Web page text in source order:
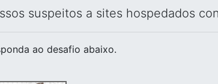
suspeitos a sites hospedados
ao desafio abaixo.